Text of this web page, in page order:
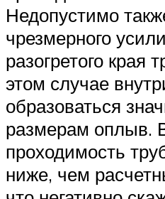
Недопустимо
чрезмерного
разогретого края
этом случае
образоваться
размерам оплыв.
проходимость
ниже, чем